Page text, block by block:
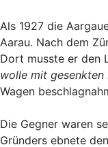
Als 1927 die
Aarau. Nach dem
Dort musste er den
wolle mit gesenkten
Wagen
Die Gegner waren
Gründers ebnete